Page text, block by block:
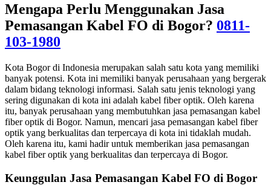
Mengapa Perlu Menggunakan Jasa
Pemasangan Kabel FO di Bogor? 0811-
103-1980
Kota Bogor di Indonesia merupakan salah satu kota yang memiliki
banyak potensi. Kota ini memiliki banyak perusahaan yang bergerak
dalam bidang teknologi informasi. Salah satu jenis teknologi yang
sering digunakan di kota ini adalah kabel fiber optik. Oleh karena
itu, banyak perusahaan yang membutuhkan jasa pemasangan kabel
fiber optik di Bogor. Namun, mencari jasa pemasangan kabel fiber
optik yang berkualitas dan terpercaya di kota ini tidaklah mudah.
Oleh karena itu, kami hadir untuk memberikan jasa pemasangan
kabel fiber optik yang berkualitas dan terpercaya di Bogor.
Keunggulan Jasa Pemasangan Kabel FO di Bogor